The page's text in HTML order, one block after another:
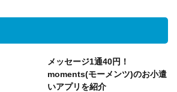
メッセージ1通40円！
moments(モーメンツ)のお小遣
いアプリを紹介